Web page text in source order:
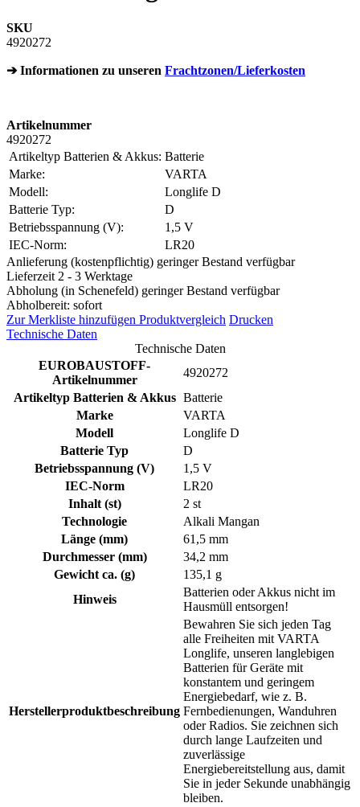
SKU
4920272
➔ Informationen zu unseren Frachtzonen/Lieferkosten
Artikelnummer
4920272
Artikeltyp Batterien & Akkus: Batterie
Marke:
VARTA
Modell:
Longlife D
Batterie Typ:
D
Betriebsspannung (V):
1,5 V
IEC-Norm:
LR20
Anlieferung (kostenpflichtig) geringer Bestand verfügbar
Lieferzeit 2 - 3 Werktage
Abholung (in Schenefeld) geringer Bestand verfügbar
Abholbereit: sofort
Zur Merkliste hinzufügen Produktvergleich Drucken
Technische Daten
Technische Daten
EUROBAUSTOFF-
Artikelnummer
4920272
Artikeltyp Batterien & Akkus Batterie
Marke
VARTA
Modell
Longlife D
Batterie Typ
D
Betriebsspannung (V)
1,5 V
IEC-Norm
LR20
Inhalt (st)
2 st
Technologie
Alkali Mangan
Länge (mm)
61,5 mm
Durchmesser (mm)
34,2 mm
Gewicht ca. (g)
135,1 g
Hinweis
Batterien oder Akkus nicht im
Hausmüll entsorgen!
Herstellerproduktbeschreibung
Bewahren Sie sich jeden Tag
alle Freiheiten mit VARTA
Longlife, unseren langlebigen
Batterien für Geräte mit
konstantem und geringem
Energiebedarf, wie z. B.
Fernbedienungen, Wanduhren
oder Radios. Sie zeichnen sich
durch lange Laufzeiten und
zuverlässige
Energiebereitstellung aus, damit
Sie in jeder Sekunde unabhängig
bleiben.